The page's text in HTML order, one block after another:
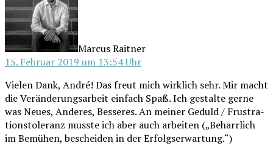
Marcus Raitner
15. Februar 2019 um 13:54 Uhr
Vie­len Dank, André! Das freut mich wirk­lich sehr. Mir macht
die Ver­än­de­rungs­ar­beit ein­fach Spaß. Ich gestal­te ger­ne
was Neu­es, Ande­res, Bes­se­res. An mei­ner Geduld / Frus­tra­
ti­ons­to­le­ranz muss­te ich aber auch arbei­ten („Beharr­lich
im Bemü­hen, beschei­den in der Erfolgserwartung.“)